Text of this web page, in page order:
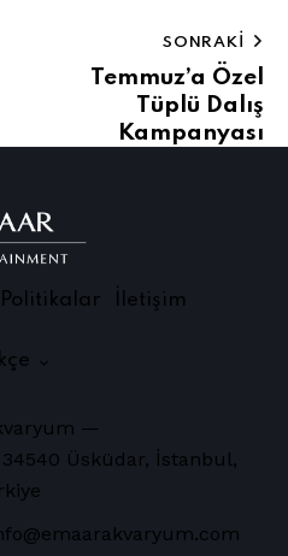
SONRAKI
Temmuz’a Özel
Tüplü Dalış
Kampanyası
Politikalar İletişim
—
34540 Üsküdar, İstanbul,